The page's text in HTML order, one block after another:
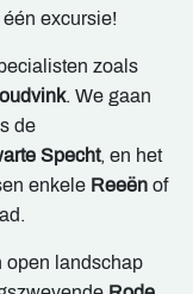
excursie!
zoals
. We gaan
de
Specht, en het
enkele Reeën of
open landschap